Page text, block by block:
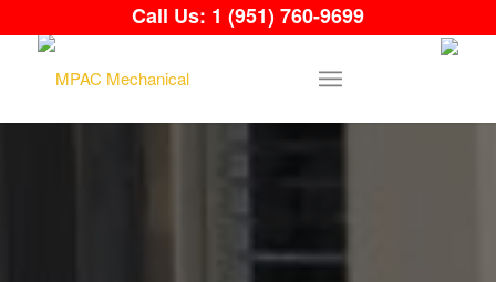
Call Us: 1 (951) 760-9699